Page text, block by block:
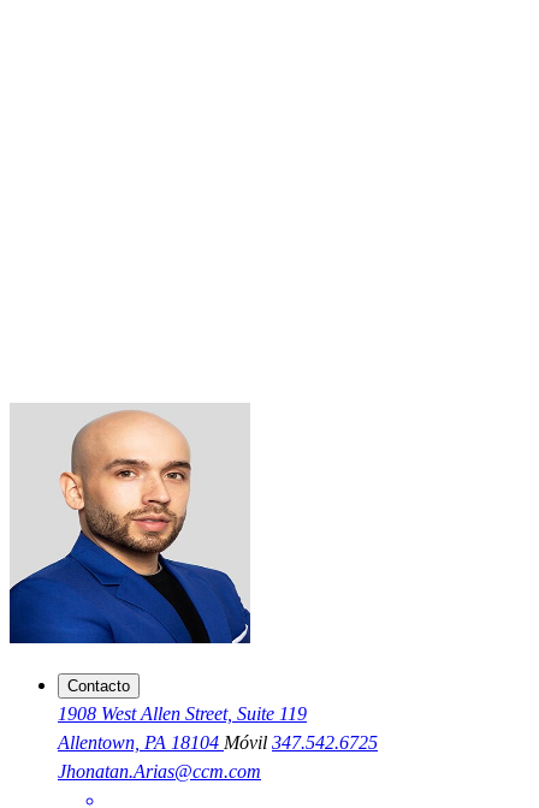
Contacto
1908 West Allen Street, Suite 119
Allentown, PA 18104 Móvil 347.542.6725
Jhonatan.Arias@ccm.com